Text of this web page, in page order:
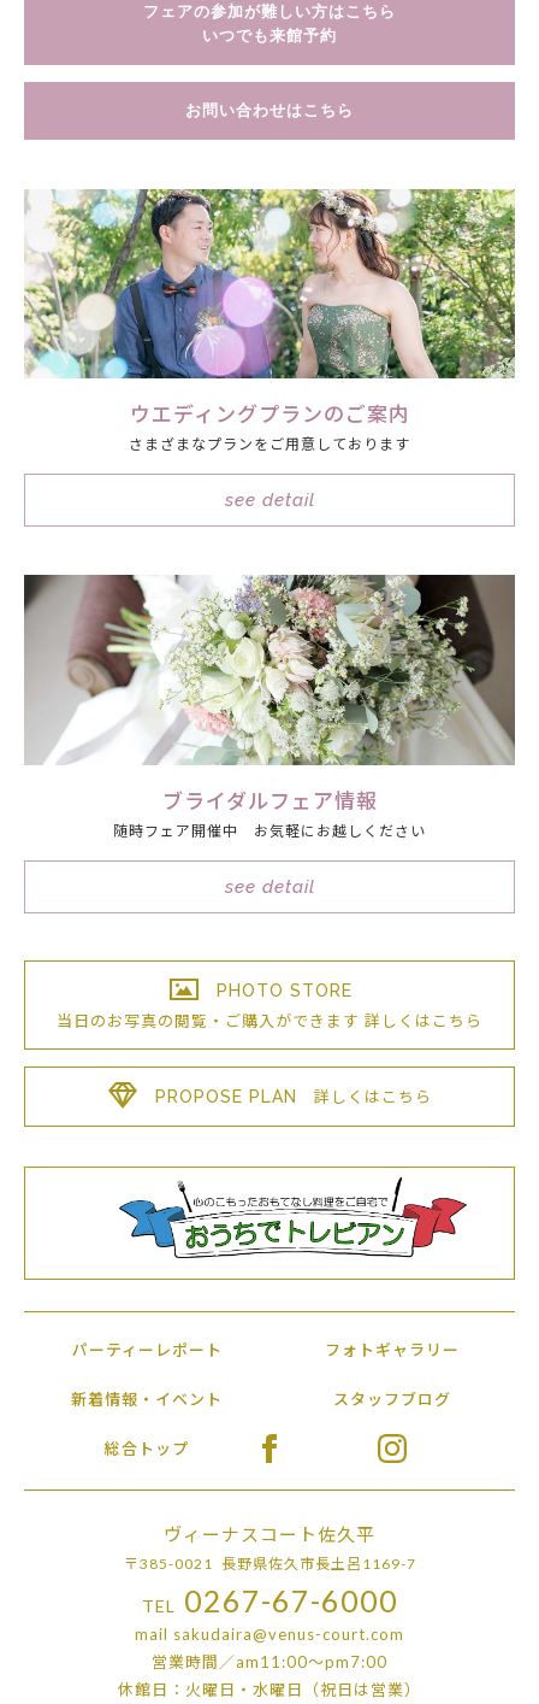
フェアの参加が難しい方はこちら
いつでも来館予約
お問い合わせはこちら
ウエディングプランのご案内
さまざまなプランをご用意しております
see detail
ブライダルフェア情報
随時フェア開催中 お気軽にお越しください
see detail
PHOTO STORE
当日のお写真の閲覧・ご購入ができます 詳しくはこちら
PROPOSE PLAN 詳しくはこちら
パーティーレポート フォトギャラリー
新着情報・イベント スタッフブログ
総合トップ
ヴィーナスコート佐久平
〒385-0021 長野県佐久市長土呂1169-7
TEL 0267-67-6000
mail sakudaira@venus-court.com
営業時間／am11:00〜pm7:00
休館日：火曜日・水曜日（祝日は営業）